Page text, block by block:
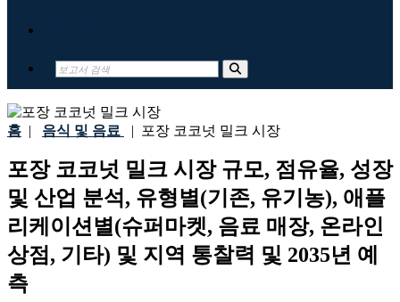
홈 | 음식 및 음료 | 포장 코코넛 밀크 시장
포장 코코넛 밀크 시장 규모, 점유율, 성장
및 산업 분석, 유형별(기존, 유기농), 애플
리케이션별(슈퍼마켓, 음료 매장, 온라인
상점, 기타) 및 지역 통찰력 및 2035년 예
측